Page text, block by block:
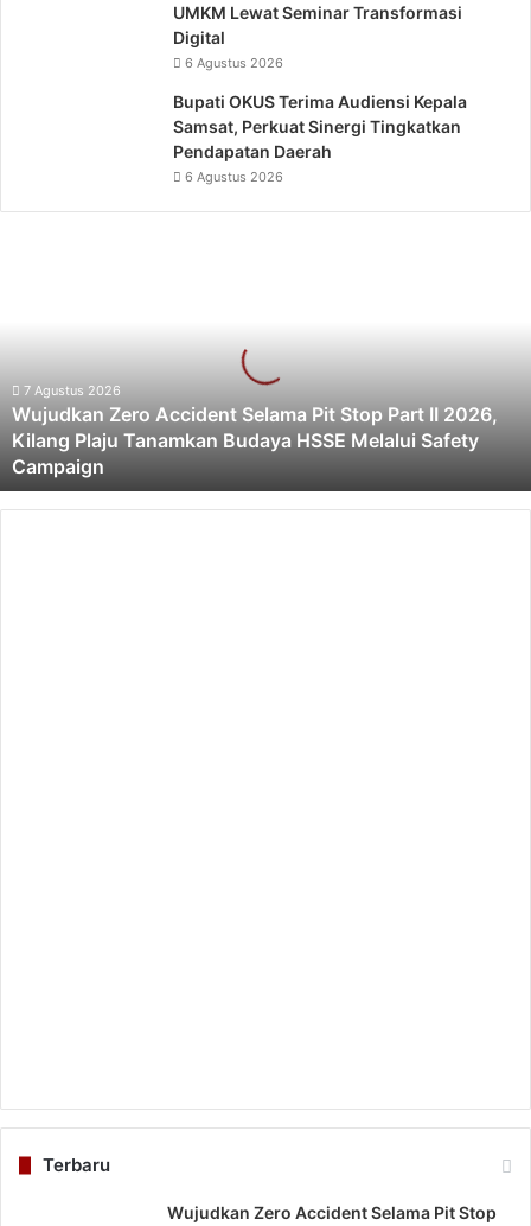
UMKM Lewat Seminar Transformasi
Digital
6 Agustus 2026
Bupati OKUS Terima Audiensi Kepala
Samsat, Perkuat Sinergi Tingkatkan
Pendapatan Daerah
6 Agustus 2026
Part
2026,
Kilang
Plaju
Tanamkan
7 Agustus 2026
Wujudkan Zero Accident Selama Pit Stop Part II 2026,
Kilang Plaju Tanamkan Budaya HSSE Melalui Safety
Campaign
Terbaru
Wujudkan Zero Accident Selama Pit Stop